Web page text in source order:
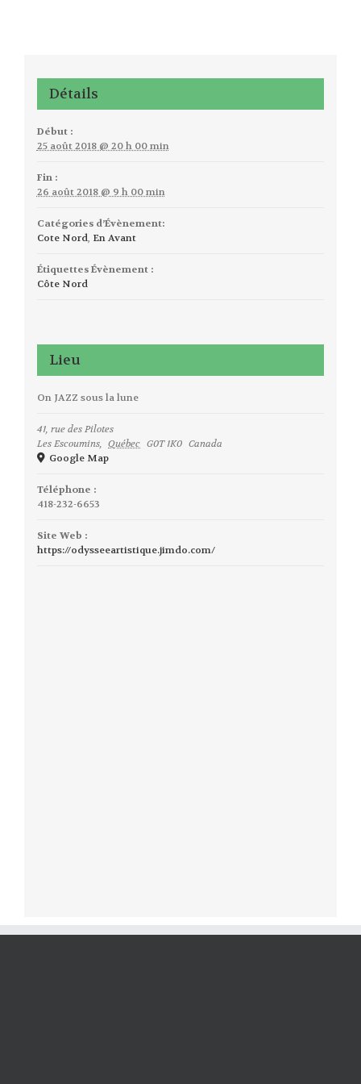
Détails
Début :
25 août 2018 @ 20 h 00 min
Fin :
26 août 2018 @ 9 h 00 min
Catégories d’Évènement:
Cote Nord, En Avant
Étiquettes Évènement :
Côte Nord
Lieu
On JAZZ sous la lune
41, rue des Pilotes
Les Escoumins, Québec G0T 1K0 Canada
Google Map
Téléphone :
418-232-6653
Site Web :
https://odysseeartistique.jimdo.com/